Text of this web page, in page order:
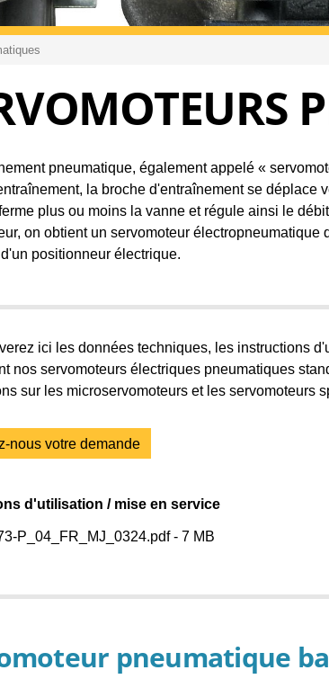
pneumatique, également appelé «
la broche d'entraînement se déplace
plus ou moins la vanne et régule ainsi le
on obtient un servomoteur
positionneur électrique.
ici les données techniques, les instructions
nos servomoteurs électriques pneumatiques
sur les microservomoteurs et les servomoteurs
nous votre demande
d'utilisation / mise en service
P_04_FR_MJ_0324.pdf - 7 MB
pneumatique